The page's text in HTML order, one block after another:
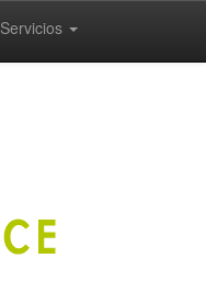
Servicios